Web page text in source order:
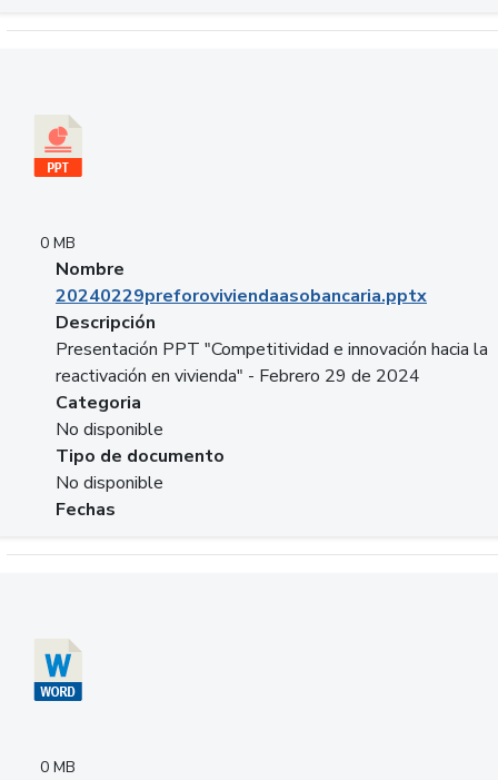
0 MB
Nombre
20240229preforoviviendaasobancaria.pptx
Descripción
Presentación PPT "Competitividad e innovación hacia la
reactivación en vivienda" - Febrero 29 de 2024
Categoria
No disponible
Tipo de documento
No disponible
Fechas
0 MB